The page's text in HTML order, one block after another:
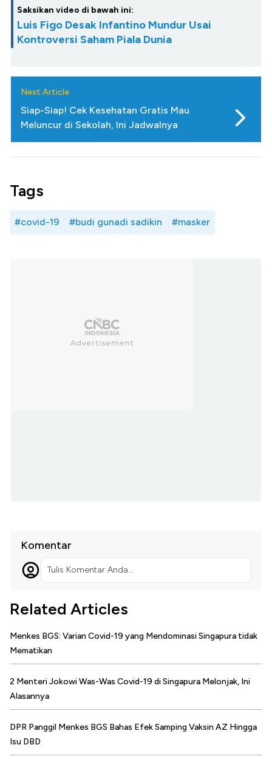
Saksikan video di bawah ini:
Luis Figo Desak Infantino Mundur Usai
Kontroversi Saham Piala Dunia
Next Article
Siap-Siap! Cek Kesehatan Gratis Mau
Meluncur di Sekolah, Ini Jadwalnya
Tags
#covid-19 #budi gunadi sadikin #masker
Komentar
Tulis Komentar Anda...
Related Articles
Menkes BGS: Varian Covid-19 yang Mendominasi Singapura tidak
Mematikan
2 Menteri Jokowi Was-Was Covid-19 di Singapura Melonjak, Ini
Alasannya
DPR Panggil Menkes BGS Bahas Efek Samping Vaksin AZ Hingga
Isu DBD